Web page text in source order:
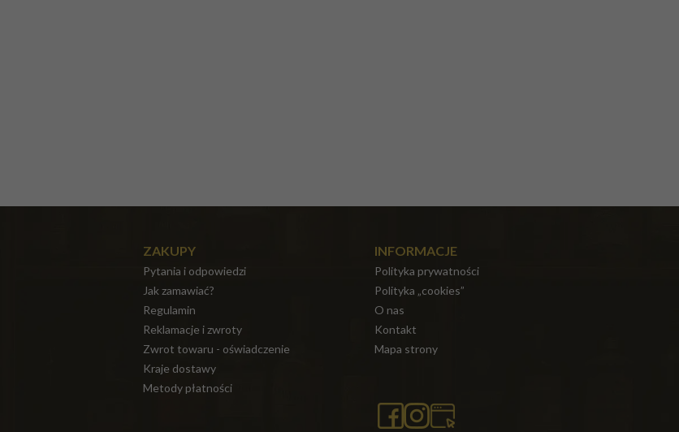
ZAKUPY
Pytania i odpowiedzi
Jak zamawiać?
Regulamin
Reklamacje i zwroty
Zwrot towaru - oświadczenie
Kraje dostawy
Metody płatności
INFORMACJE
Polityka prywatności
Polityka „cookies”
O nas
Kontakt
Mapa strony